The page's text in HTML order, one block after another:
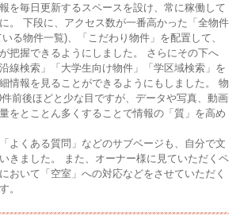
を毎日更新するスペースを設け、常に稼働して
。 下段に、アクセス数が一番高かった「全物件
る物件一覧)、「こだわり物件」を配置して、
把握できるようにしました。 さらにその下へ
線検索」「大学生向け物件」「学区域検索」を
情報を見ることができるようにもしました。 物
前後ほどと少な目ですが、データや写真、動画
をとことん多くすることで情報の「質」を高め
よくある質問」などのサブベージも、自分で文
きました。 また、オーナー様に見ていただくペ
おいて「空室」への対応などをさせていただく
。